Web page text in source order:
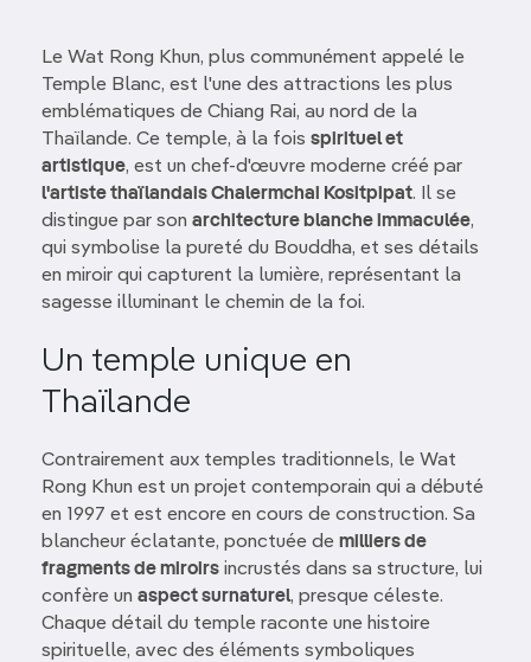
Le Wat Rong Khun, plus communément appelé le
Temple Blanc, est l'une des attractions les plus
emblématiques de Chiang Rai, au nord de la
Thaïlande. Ce temple, à la fois spirituel et
artistique, est un chef-d'œuvre moderne créé par
l'artiste thaïlandais Chalermchai Kositpipat. Il se
distingue par son architecture blanche immaculée,
qui symbolise la pureté du Bouddha, et ses détails
en miroir qui capturent la lumière, représentant la
sagesse illuminant le chemin de la foi.
Un temple unique en
Thaïlande
Contrairement aux temples traditionnels, le Wat
Rong Khun est un projet contemporain qui a débuté
en 1997 et est encore en cours de construction. Sa
blancheur éclatante, ponctuée de milliers de
fragments de miroirs incrustés dans sa structure, lui
confère un aspect surnaturel, presque céleste.
Chaque détail du temple raconte une histoire
spirituelle, avec des éléments symboliques